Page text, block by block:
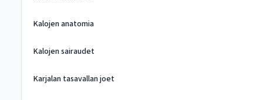
Kalojen anatomia
Kalojen sairaudet
Karjalan tasavallan joet